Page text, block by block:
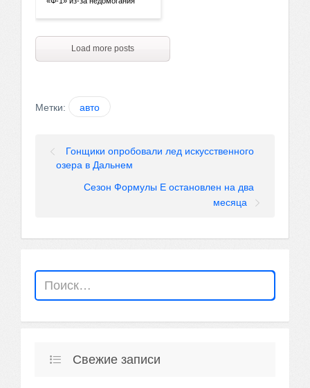
Load more posts
Метки: авто
Гонщики опробовали лед искусственного
озера в Дальнем
Сезон Формулы Е остановлен на два
месяца
Свежие записи